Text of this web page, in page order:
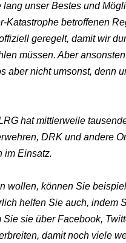
unser Bestes und
Katastrophe betroffenen
geregelt, damit wir
müssen. Aber
aber nicht umsonst, denn
hat mittlerweile
DRK und andere
im Einsatz.
wollen, können Sie
helfen Sie auch, indem
Sie sie über Facebook,
damit noch viele